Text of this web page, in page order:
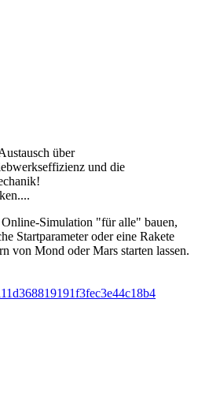
über
und die
Simulation "für alle" bauen,
Startparameter oder eine Rakete
von Mond oder Mars starten lassen.